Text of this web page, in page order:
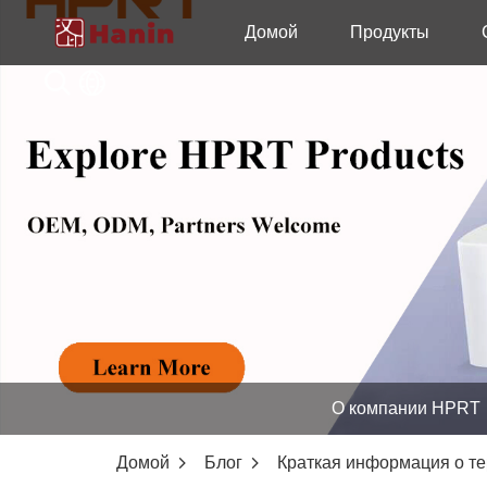
Домой Продукты
О компании HPRT
Домой Блог Краткая информация о